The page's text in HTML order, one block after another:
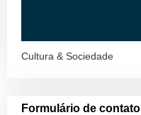
Cultura & Sociedade
Formulário de contato